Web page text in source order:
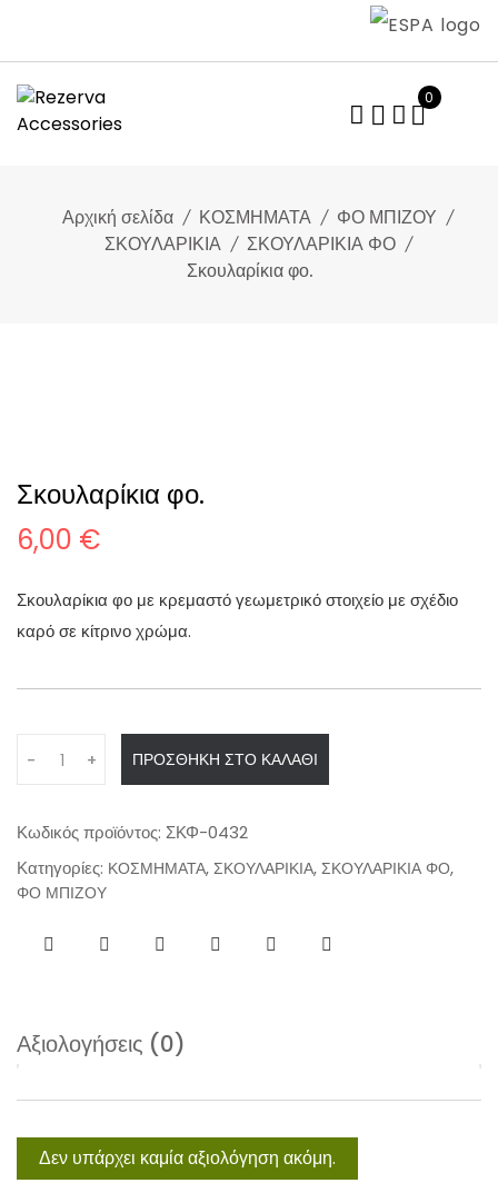
content
0
Αρχική σελίδα ΚΟΣΜΗΜΑΤΑ
ΦΟ ΜΠΙΖΟΥ
ΣΚΟΥΛΑΡΙΚΙΑ
ΣΚΟΥΛΑΡΙΚΙΑ ΦΟ
Σκουλαρίκια φο.
Σκουλαρίκια φο.
6,00 €
Σκουλαρίκια φο με κρεμαστό γεωμετρικό στοιχείο με σχέδιο
καρό σε κίτρινο χρώμα.
n
i
t
- + ΠΡΟΣΘΉΚΗ ΣΤΟ ΚΑΛΆΘΙ
Κωδικός προϊόντος: ΣΚΦ-0432
Κατηγορίες: ΚΟΣΜΗΜΑΤΑ, ΣΚΟΥΛΑΡΙΚΙΑ, ΣΚΟΥΛΑΡΙΚΙΑ ΦΟ,
ΦΟ ΜΠΙΖΟΥ
Αξιολογήσεις (0)
Δεν υπάρχει καμία αξιολόγηση ακόμη.